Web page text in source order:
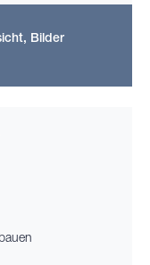
Bilder